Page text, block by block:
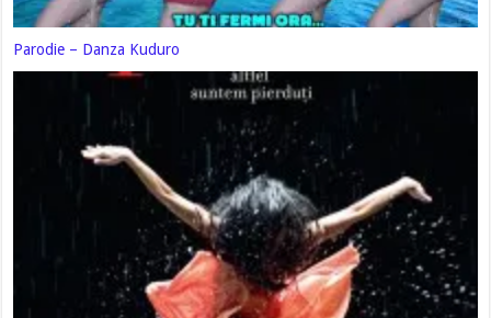
Parodie – Danza Kuduro